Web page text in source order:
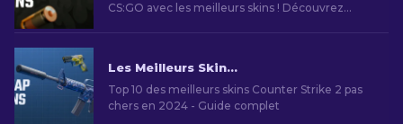
CS:GO avec les meilleurs skins ! Découvrez
Les Meilleurs Skins Bon Marché dans CS2 [2026]
Top 10 des meilleurs skins Counter Strike 2 pas
chers en 2024 - Guide complet